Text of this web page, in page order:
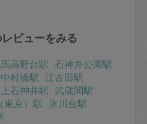
ビューをみる
高野台駅 石神井公園駅
中村橋駅 江古田駅
上石神井駅 武蔵関駅
東京）駅 氷川台駅